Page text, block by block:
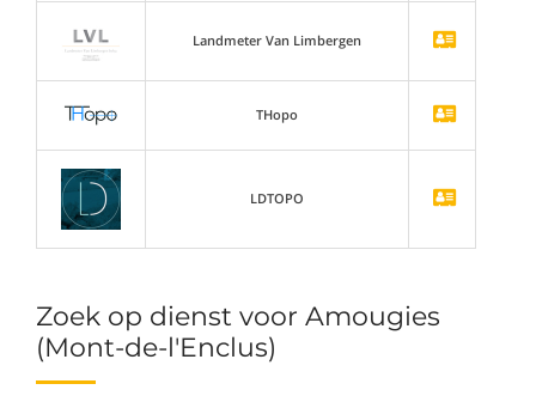
Zoek op dienst voor Amougies
(Mont-de-l'Enclus)
Landmeter Van Limbergen
THopo
LDTOPO